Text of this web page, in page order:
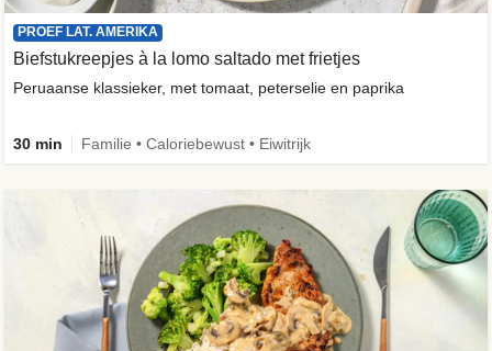
PROEF LAT. AMERIKA
Biefstukreepjes à la lomo saltado met frietjes
Peruaanse klassieker, met tomaat, peterselie en paprika
30 min Familie • Caloriebewust • Eiwitrijk